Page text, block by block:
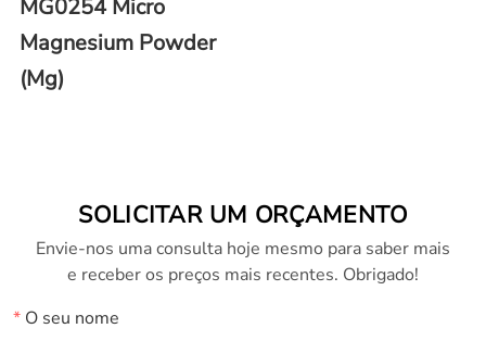
MG0254 Micro
Magnesium Powder
(Mg)
SOLICITAR UM ORÇAMENTO
Envie-nos uma consulta hoje mesmo para saber mais
e receber os preços mais recentes. Obrigado!
*O seu nome